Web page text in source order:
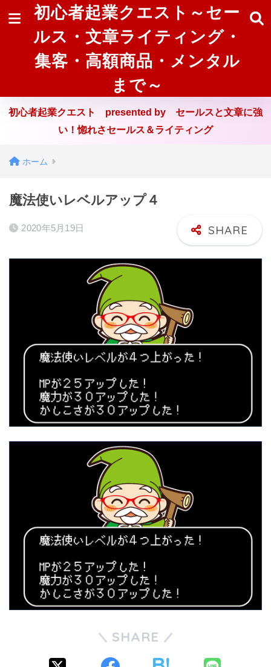
初心者起業クエスト～セー
ルス・文章ライティング・
集客・高額商品・メンタル
まで～
初心者起業クエスト presented by セールスと文章に強
い！惚れさセールス＆ライティング
ホーム
魔法使いレベルアップ４
2020年5月19日
SHARE